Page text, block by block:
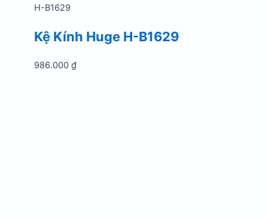
H-B1629
Kệ Kính Huge H-B1629
986.000₫